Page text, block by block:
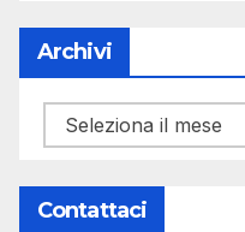
Archivi
Archivi
Contattaci